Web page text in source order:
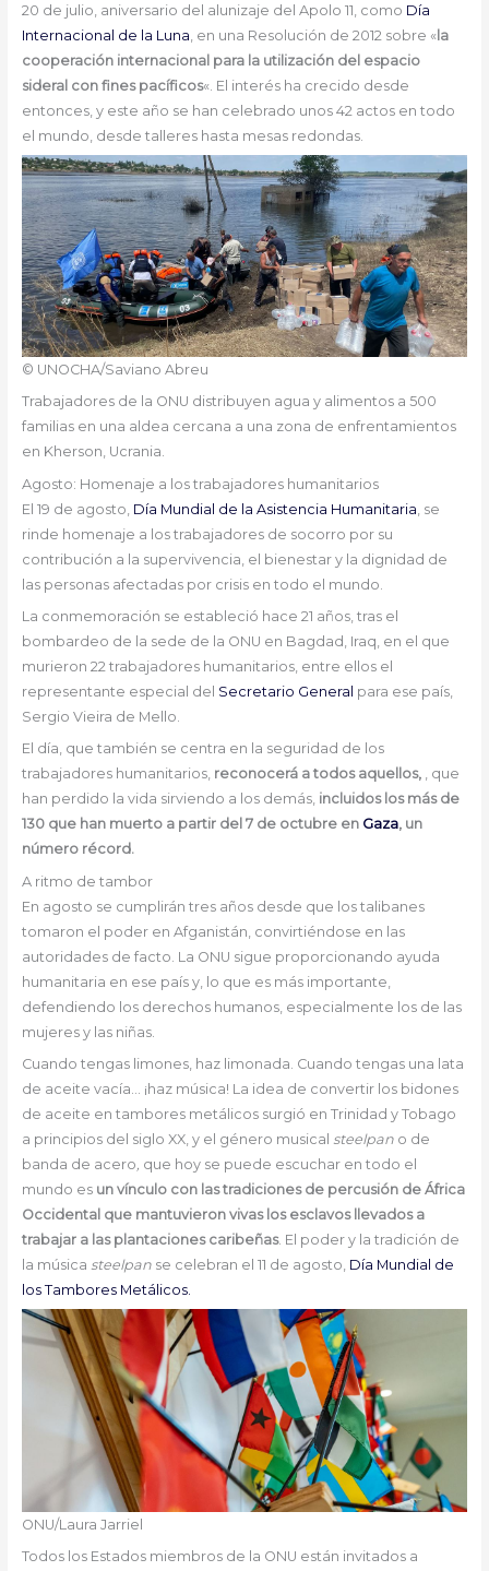
20 de julio, aniversario del alunizaje del Apolo 11, como Día
Internacional de la Luna , en una Resolución de 2012 sobre «la
cooperación internacional para la utilización del espacio
sideral con fines pacíficos«. El interés ha crecido desde
entonces, y este año se han celebrado unos 42 actos en todo
el mundo, desde talleres hasta mesas redondas.
© UNOCHA/Saviano Abreu
Trabajadores de la ONU distribuyen agua y alimentos a 500
familias en una aldea cercana a una zona de enfrentamientos
en Kherson, Ucrania.
Agosto: Homenaje a los trabajadores humanitarios
El 19 de agosto, Día Mundial de la Asistencia Humanitaria , se
rinde homenaje a los trabajadores de socorro por su
contribución a la supervivencia, el bienestar y la dignidad de
las personas afectadas por crisis en todo el mundo.
La conmemoración se estableció hace 21 años, tras el
bombardeo de la sede de la ONU en Bagdad, Iraq, en el que
murieron 22 trabajadores humanitarios, entre ellos el
representante especial del Secretario General para ese país,
Sergio Vieira de Mello.
El día, que también se centra en la seguridad de los
trabajadores humanitarios, reconocerá a todos aquellos, , que
han perdido la vida sirviendo a los demás, incluidos los más de
130 que han muerto a partir del 7 de octubre en Gaza, un
número récord.
A ritmo de tambor
En agosto se cumplirán tres años desde que los talibanes
tomaron el poder en Afganistán, convirtiéndose en las
autoridades de facto. La ONU sigue proporcionando ayuda
humanitaria en ese país y, lo que es más importante,
defendiendo los derechos humanos, especialmente los de las
mujeres y las niñas.
Cuando tengas limones, haz limonada. Cuando tengas una lata
de aceite vacía… ¡haz música! La idea de convertir los bidones
de aceite en tambores metálicos surgió en Trinidad y Tobago
a principios del siglo XX, y el género musical steelpan o de
banda de acero, que hoy se puede escuchar en todo el
mundo esun vínculo con las tradiciones de percusión de África
Occidental que mantuvieron vivas los esclavos llevados a
trabajar a las plantaciones caribeñas. El poder y la tradición de
la música steelpanse celebran el 11 de agosto, Día Mundial de
los Tambores Metálicos.
ONU/Laura Jarriel
Todos los Estados miembros de la ONU están invitados a